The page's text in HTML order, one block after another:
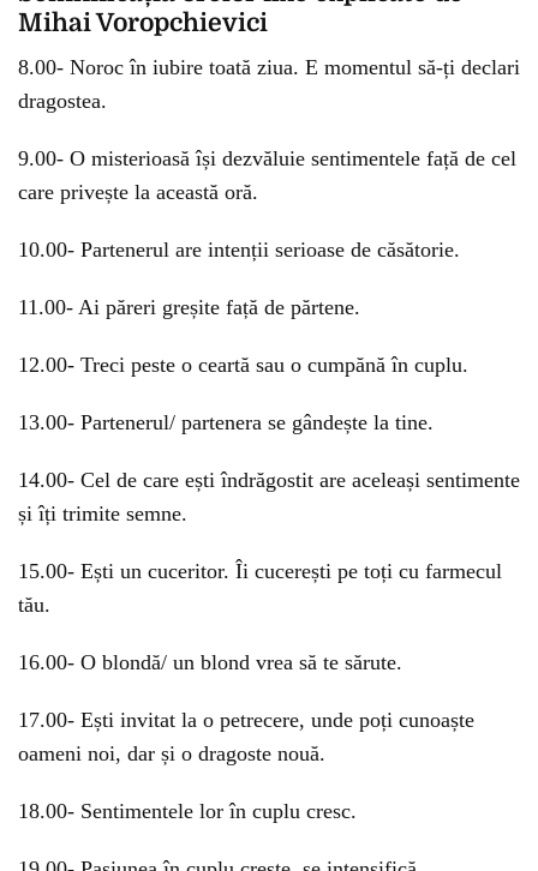
Mihai Voropchievici
8.00- Noroc în iubire toată ziua. E momentul să-ți declari
dragostea.
9.00- O misterioasă își dezvăluie sentimentele față de cel
care privește la această oră.
10.00- Partenerul are intenții serioase de căsătorie.
11.00- Ai păreri greșite față de părtene.
12.00- Treci peste o ceartă sau o cumpănă în cuplu.
13.00- Partenerul/ partenera se gândește la tine.
14.00- Cel de care ești îndrăgostit are aceleași sentimente
și îți trimite semne.
15.00- Ești un cuceritor. Îi cucerești pe toți cu farmecul
tău.
16.00- O blondă/ un blond vrea să te sărute.
17.00- Ești invitat la o petrecere, unde poți cunoaște
oameni noi, dar și o dragoste nouă.
18.00- Sentimentele lor în cuplu cresc.